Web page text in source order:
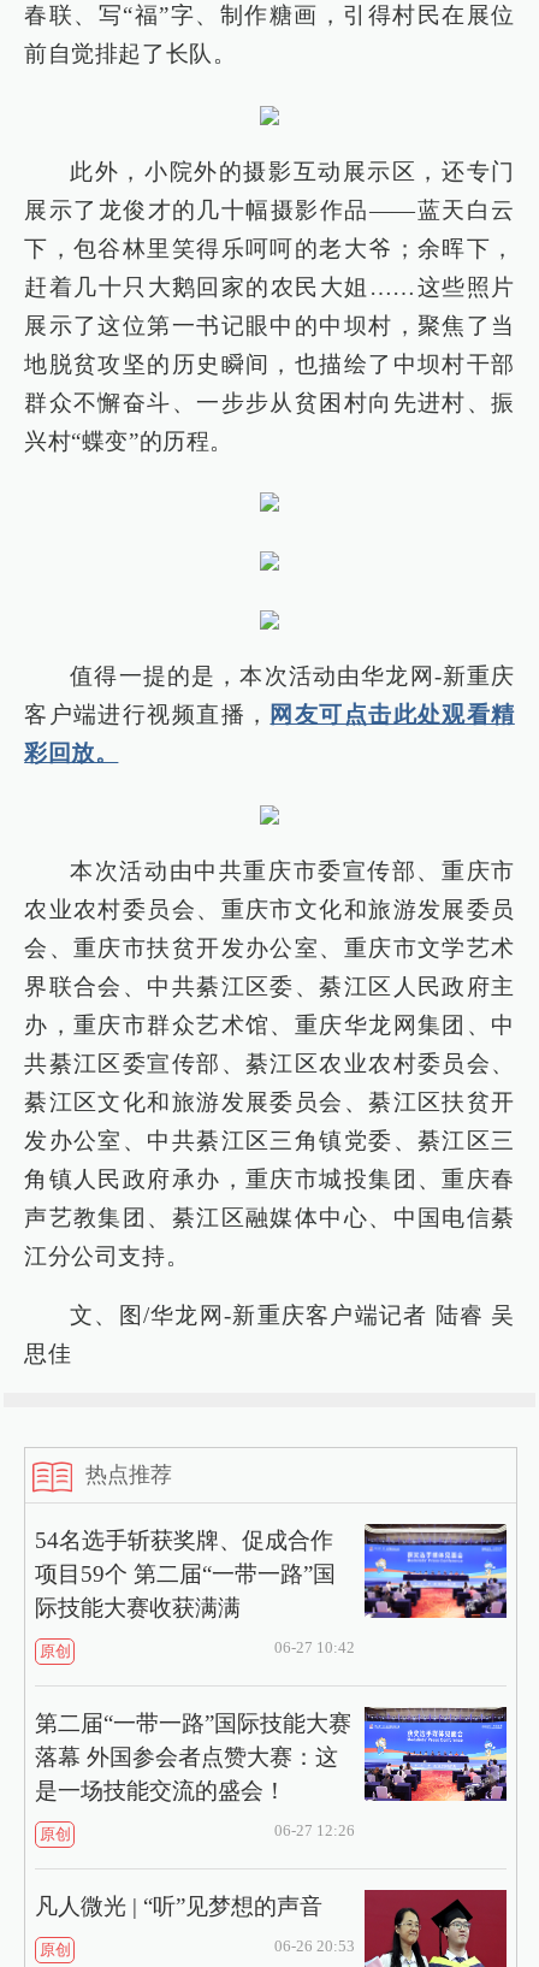
春联、写“福”字、制作糖画，引得村民在展位
前自觉排起了长队。
此外，小院外的摄影互动展示区，还专门
展示了龙俊才的几十幅摄影作品——蓝天白云
下，包谷林里笑得乐呵呵的老大爷；余晖下，
赶着几十只大鹅回家的农民大姐……这些照片
展示了这位第一书记眼中的中坝村，聚焦了当
地脱贫攻坚的历史瞬间，也描绘了中坝村干部
群众不懈奋斗、一步步从贫困村向先进村、振
兴村“蝶变”的历程。
值得一提的是，本次活动由华龙网-新重庆
客户端进行视频直播， 网友可点击此处观看精
彩回放。
本次活动由中共重庆市委宣传部、重庆市
农业农村委员会、重庆市文化和旅游发展委员
会、重庆市扶贫开发办公室、重庆市文学艺术
界联合会、中共綦江区委、綦江区人民政府主
办，重庆市群众艺术馆、重庆华龙网集团、中
共綦江区委宣传部、綦江区农业农村委员会、
綦江区文化和旅游发展委员会、綦江区扶贫开
发办公室、中共綦江区三角镇党委、綦江区三
角镇人民政府承办，重庆市城投集团、重庆春
声艺教集团、綦江区融媒体中心、中国电信綦
江分公司支持。
文、图/华龙网-新重庆客户端记者 陆睿 吴
思佳
热点推荐
54名选手斩获奖牌、促成合作
项目59个 第二届“一带一路”国
际技能大赛收获满满
原创 06-27 10:42
第二届“一带一路”国际技能大赛
落幕 外国参会者点赞大赛：这
是一场技能交流的盛会！
原创 06-27 12:26
凡人微光 | “听”见梦想的声音
原创 06-26 20:53